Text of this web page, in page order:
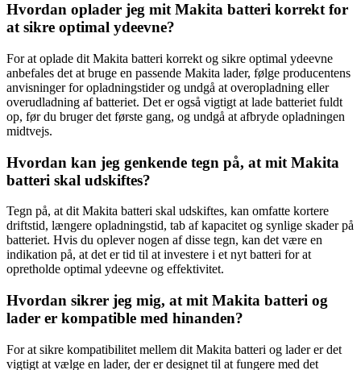
Hvordan oplader jeg mit Makita batteri korrekt for
at sikre optimal ydeevne?
For at oplade dit Makita batteri korrekt og sikre optimal ydeevne
anbefales det at bruge en passende Makita lader, følge producentens
anvisninger for opladningstider og undgå at overopladning eller
overudladning af batteriet. Det er også vigtigt at lade batteriet fuldt
op, før du bruger det første gang, og undgå at afbryde opladningen
midtvejs.
Hvordan kan jeg genkende tegn på, at mit Makita
batteri skal udskiftes?
Tegn på, at dit Makita batteri skal udskiftes, kan omfatte kortere
driftstid, længere opladningstid, tab af kapacitet og synlige skader på
batteriet. Hvis du oplever nogen af disse tegn, kan det være en
indikation på, at det er tid til at investere i et nyt batteri for at
opretholde optimal ydeevne og effektivitet.
Hvordan sikrer jeg mig, at mit Makita batteri og
lader er kompatible med hinanden?
For at sikre kompatibilitet mellem dit Makita batteri og lader er det
vigtigt at vælge en lader, der er designet til at fungere med det